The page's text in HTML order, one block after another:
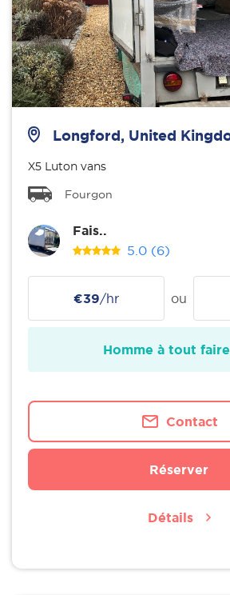
Longford, United
X5 Luton vans
Fourgon
Fais..
5.0 (6)
€39/hr ou
Homme à tout faire
Contact
Réserver
Détails